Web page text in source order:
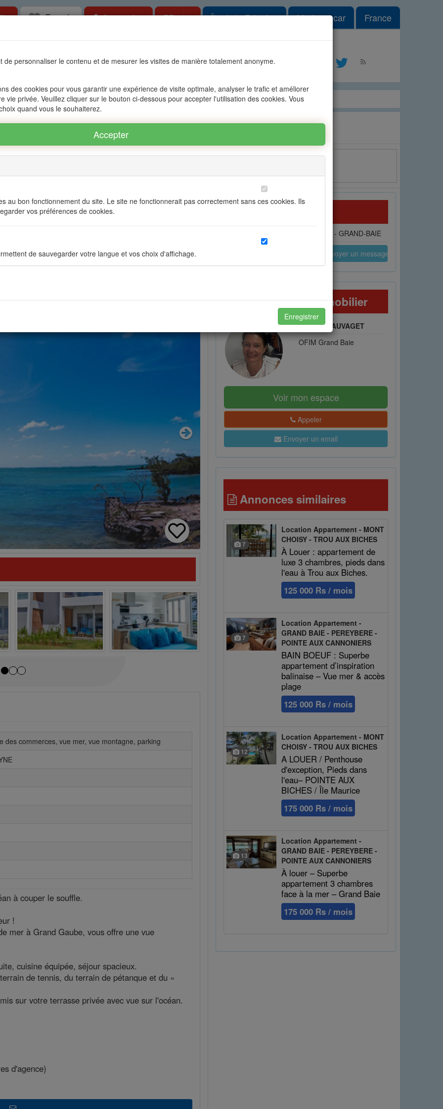
de personnaliser le contenu et de mesurer les visites de manière totalement anonyme.
des cookies pour vous garantir une expérience de visite optimale, analyser le trafic et améliorer
vie privée. Veuillez cliquer sur le bouton ci-dessous pour accepter l'utilisation des cookies. Vous
quand vous le souhaiterez.
au bon fonctionnement du site. Le site ne fonctionnerait pas correctement sans ces cookies. Ils
vos préférences de cookies.
de sauvegarder votre langue et vos choix d'affichage.
pour afficher les réseaux sociaux afin que vous puissiez partager votre expérience avec vos amis.
Enregistrer
Favoris Connexion FR Toggle Dropdown
Île de la Réunion Madagascar France
Accessible aux étrangers Gestion Le groupe OFIM Contact
Location Appartement GRAND GAUBE - CALODYNE ref.: 16A70238
×
- CALODYNE Île Maurice réf.:
Next
des commerces, vue mer, vue montagne, parking
à couper le souffle.
!
mer à Grand Gaube, vous offre une vue
cuisine équipée, séjour spacieux.
de tennis, du terrain de pétanque et du «
sur votre terrasse privée avec vue sur l'océan.
d'agence)
Adresse : route royale, Grand Baie - GRAND-BAIE
Envoyer un message
Votre conseiller immobilier
Isabelle SAUVAGET
OFIM Grand Baie
Voir mon espace
Appeler
Envoyer un email
Annonces similaires
7
Location Appartement - MONT
CHOISY - TROU AUX BICHES
À Louer : appartement de
luxe 3 chambres, pieds dans
l'eau à Trou aux Biches.
125 000 Rs / mois
7
Location Appartement -
GRAND BAIE - PEREYBERE -
POINTE AUX CANNONIERS
BAIN BOEUF : Superbe
appartement d’inspiration
balinaise – Vue mer & accès
plage
125 000 Rs / mois
12
Location Appartement - MONT
CHOISY - TROU AUX BICHES
A LOUER / Penthouse
d'exception, Pieds dans
l'eau– POINTE AUX
BICHES / Île Maurice
175 000 Rs / mois
13
Location Appartement -
GRAND BAIE - PEREYBERE -
POINTE AUX CANNONIERS
À louer – Superbe
appartement 3 chambres
face à la mer – Grand Baie
175 000 Rs / mois